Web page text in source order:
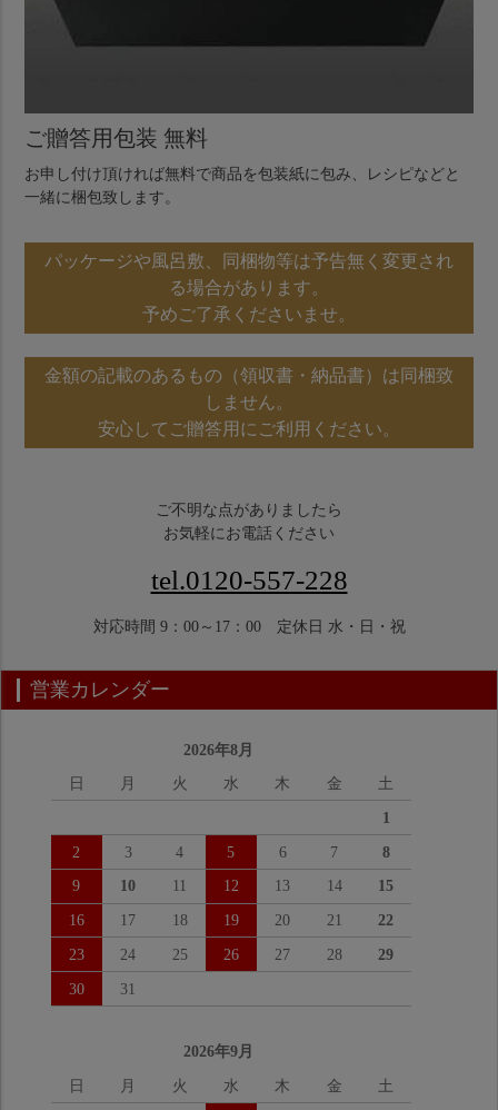
ご贈答用包装 無料
お申し付け頂ければ無料で商品を包装紙に包み、レシピなどと
一緒に梱包致します。
パッケージや風呂敷、同梱物等は予告無く変更され
る場合があります。
予めご了承くださいませ。
金額の記載のあるもの（領収書・納品書）は同梱致
しません。
安心してご贈答用にご利用ください。
ご不明な点がありましたら
お気軽にお電話ください
tel.0120-557-228
対応時間 9：00～17：00 定休日 水・日・祝
営業カレンダー
2026年8月
日 月 火 水 木 金 土
1
2 3 4 5 6 7 8
9 10 11 12 13 14 15
16 17 18 19 20 21 22
23 24 25 26 27 28 29
30 31
2026年9月
日 月 火 水 木 金 土